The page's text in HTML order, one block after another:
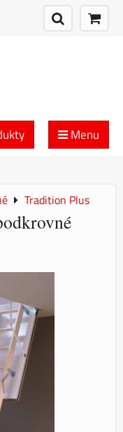
Menu
Tradition Plus